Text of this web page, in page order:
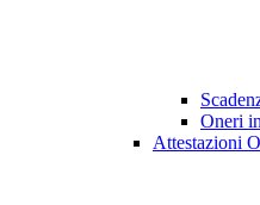
Oneri
Attestazioni